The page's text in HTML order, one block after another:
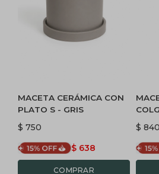
MACETA CERÁMICA CON
PLATO S - GRIS
$ 750
$ 638
$ 840